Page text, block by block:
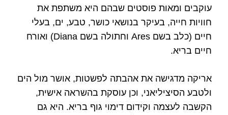
עוקבים ומאות פוסטים שבהם היא משתפת את
חוויות חייה, בעיקר בנושאי כושר, טבע, ים, בעלי
חיים (כלב בשם Ares וחתולה בשם Diana) ואורח
חיים בריא.
אריקה מדגישה את אהבתה לפשטות, אושר מול הים
ולטבע הסיציליאני, וכן עוסקת בהשראה אישית,
הקשבה לעצמה וקידום דימוי גוף בריא. היא גם